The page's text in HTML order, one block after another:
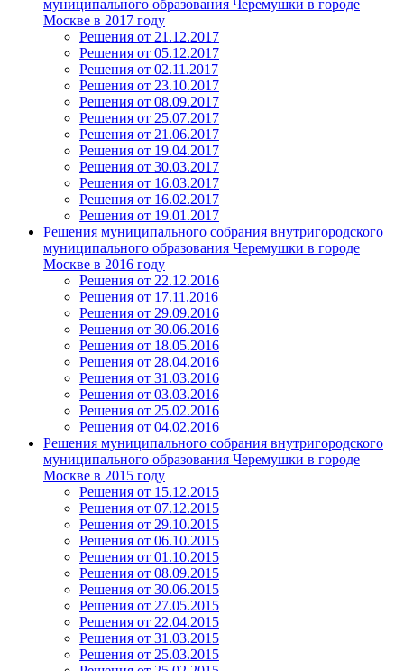
муниципального образования Черемушки в городе
Москве в 2017 году
Решения от 21.12.2017
Решения от 05.12.2017
Решения от 02.11.2017
Решения от 23.10.2017
Решения от 08.09.2017
Решения от 25.07.2017
Решения от 21.06.2017
Решения от 19.04.2017
Решения от 30.03.2017
Решения от 16.03.2017
Решения от 16.02.2017
Решения от 19.01.2017
Решения муниципального собрания внутригородского
муниципального образования Черемушки в городе
Москве в 2016 году
Решения от 22.12.2016
Решения от 17.11.2016
Решения от 29.09.2016
Решения от 30.06.2016
Решения от 18.05.2016
Решения от 28.04.2016
Решения от 31.03.2016
Решения от 03.03.2016
Решения от 25.02.2016
Решения от 04.02.2016
Решения муниципального собрания внутригородского
муниципального образования Черемушки в городе
Москве в 2015 году
Решения от 15.12.2015
Решения от 07.12.2015
Решения от 29.10.2015
Решения от 06.10.2015
Решения от 01.10.2015
Решения от 08.09.2015
Решения от 30.06.2015
Решения от 27.05.2015
Решения от 22.04.2015
Решения от 31.03.2015
Решения от 25.03.2015